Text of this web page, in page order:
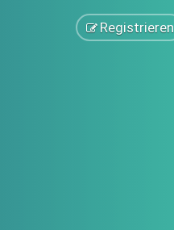
Registrieren